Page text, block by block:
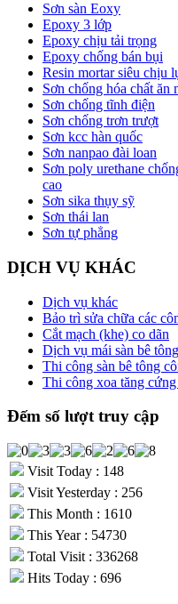
Sơn sàn Eoxy
Epoxy 3 lớp
Epoxy chịu tải trọng
Epoxy chống bán bụi
Resin mortar siêu chịu
Sơn chống hóa chất ăn
Sơn chống tĩnh điện
Sơn chống trơn trượt
Sơn kcc hàn quốc
Sơn nanpao đài loan
Sơn poly urethane
cao
Sơn sika thụy sỹ
Sơn thái lan
Sơn tự phẳng
DỊCH VỤ KHÁC
Dịch vụ khác
Bảo trì sửa chữa các
Cắt mạch (khe) co dãn
Dịch vụ mái sàn bê tông
Thi công sàn bê tông
Thi công xoa tăng
Đếm số lượt truy cập
Visit Today : 148
Visit Yesterday : 256
This Month : 1610
This Year : 54730
Total Visit : 336268
Hits Today : 696